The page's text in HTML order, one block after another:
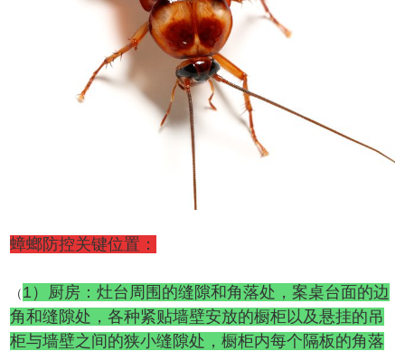
蟑螂防控关键位置：
（1）厨房：灶台周围的缝隙和角落处，案桌台面的边
角和缝隙处，各种紧贴墙壁安放的橱柜以及悬挂的吊
柜与墙壁之间的狭小缝隙处，橱柜内每个隔板的角落